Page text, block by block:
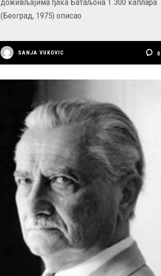
доживљајима ђака Батаљона 1.300 каплара
(Београд, 1975) описао
SANJA VUKOVIC 0